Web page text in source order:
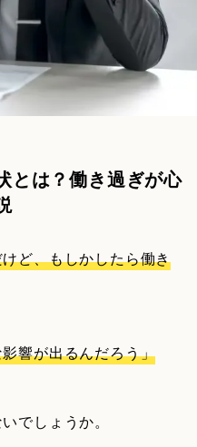
とは？働き過ぎが心
ど、もしかしたら働き
響が出るんだろう」
でしょうか。